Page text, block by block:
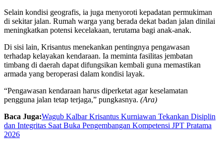
Selain kondisi geografis, ia juga menyoroti kepadatan permukiman
di sekitar jalan. Rumah warga yang berada dekat badan jalan dinilai
meningkatkan potensi kecelakaan, terutama bagi anak-anak.
Di sisi lain, Krisantus menekankan pentingnya pengawasan
terhadap kelayakan kendaraan. Ia meminta fasilitas jembatan
timbang di daerah dapat difungsikan kembali guna memastikan
armada yang beroperasi dalam kondisi layak.
“Pengawasan kendaraan harus diperketat agar keselamatan
pengguna jalan tetap terjaga,” pungkasnya. (Ara)
Baca Juga:Wagub Kalbar Krisantus Kurniawan Tekankan Disiplin
dan Integritas Saat Buka Pengembangan Kompetensi JPT Pratama
2026